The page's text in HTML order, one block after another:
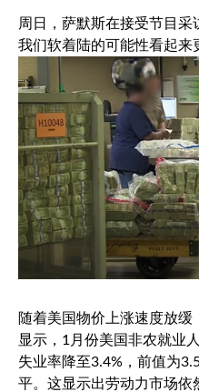
周日，萨默斯在接受节目采
我们软着陆的可能性看起来
随着美国物价上涨速度放
显示，1月份美国非农就业
失业率降至3.4%，前值为
平。这显示出劳动力市场依